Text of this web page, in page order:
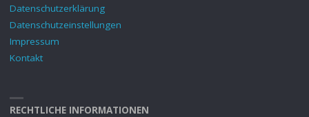
Datenschutzerklärung
Datenschutzeinstellungen
Impressum
Kontakt
RECHTLICHE INFORMATIONEN